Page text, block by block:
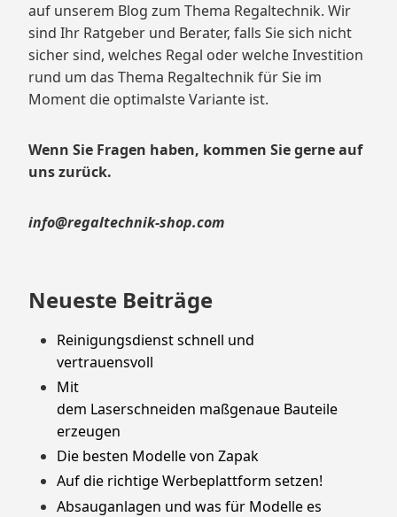
auf unserem Blog zum Thema Regaltechnik. Wir
sind Ihr Ratgeber und Berater, falls Sie sich nicht
sicher sind, welches Regal oder welche Investition
rund um das Thema Regaltechnik für Sie im
Moment die optimalste Variante ist.
Wenn Sie Fragen haben, kommen Sie gerne auf
uns zurück.
info@regaltechnik-shop.com
Neueste Beiträge
Reinigungsdienst schnell und
vertrauensvoll
Mit
dem Laserschneiden maßgenaue Bauteile
erzeugen
Die besten Modelle von Zapak
Auf die richtige Werbeplattform setzen!
Absauganlagen und was für Modelle es